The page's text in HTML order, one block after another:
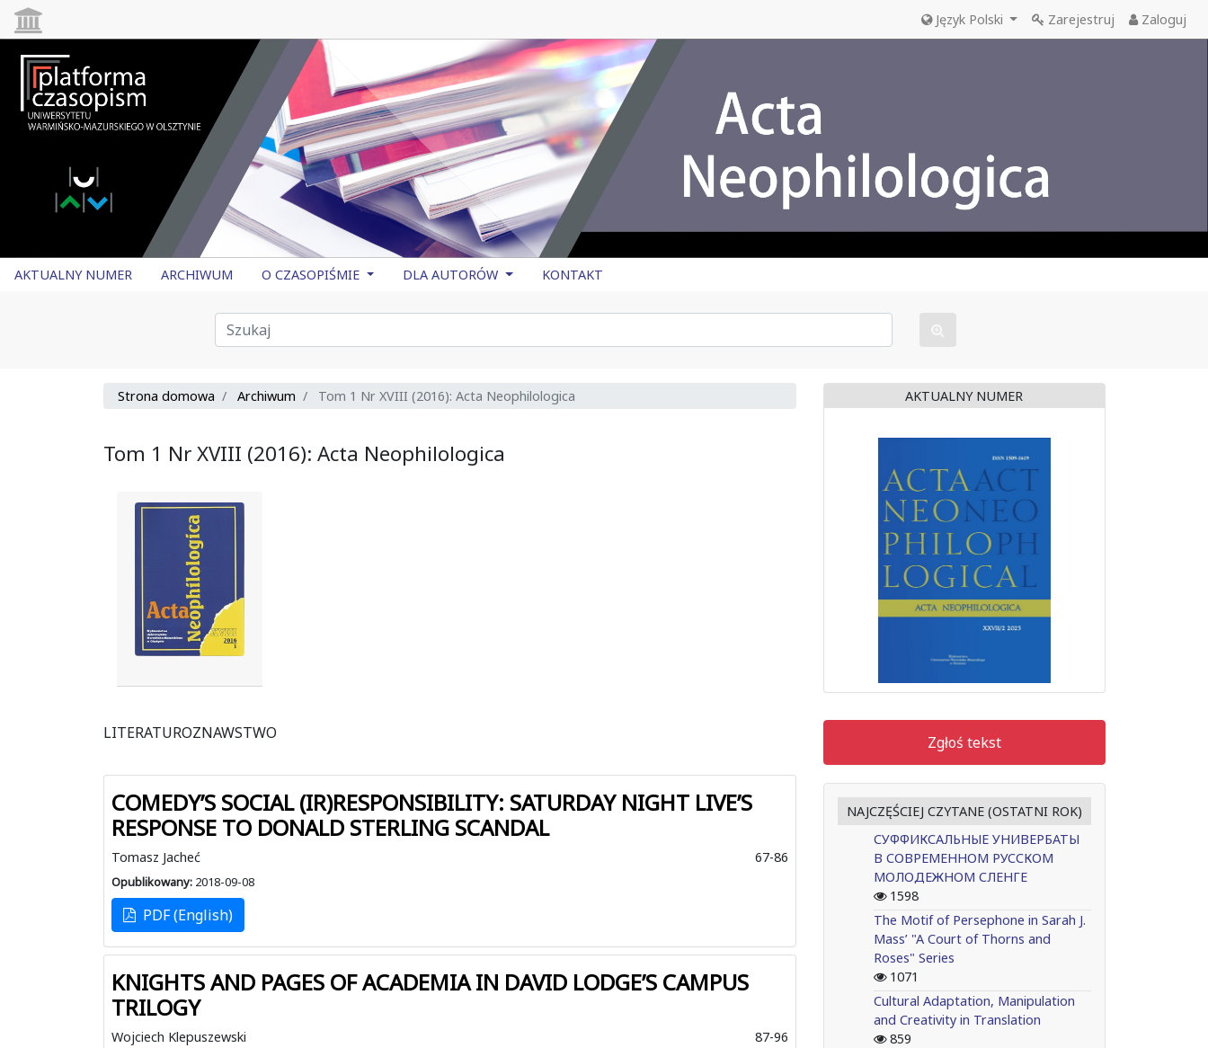
Język Polski Zarejestruj Zaloguj
AKTUALNY NUMER ARCHIWUM O CZASOPIŚMIE DLA AUTORÓW KONTAKT
Strona domowa Archiwum Tom 1 Nr XVIII (2016): Acta Neophilologica
Tom 1 Nr XVIII (2016): Acta Neophilologica
LITERATUROZNAWSTWO
COMEDY’S SOCIAL (IR)RESPONSIBILITY: SATURDAY NIGHT LIVE’S
RESPONSE TO DONALD STERLING SCANDAL
Tomasz Jacheć 67-86
Opublikowany:2018-09-08
PDF (English)
KNIGHTS AND PAGES OF ACADEMIA IN DAVID LODGE’S CAMPUS
TRILOGY
Wojciech Klepuszewski 87-96
AKTUALNY NUMER
Zgłoś tekst
NAJCZĘŚCIEJ CZYTANE (OSTATNI ROK)
СУФФИКСАЛЬНЫЕ УНИВЕРБАТЫ
В СОВРЕМЕННОМ РУССКОМ
МОЛОДЕЖНОМ СЛЕНГЕ
1598
The Motif of Persephone in Sarah J.
Mass’ "A Court of Thorns and
Roses" Series
1071
Cultural Adaptation, Manipulation
and Creativity in Translation
859